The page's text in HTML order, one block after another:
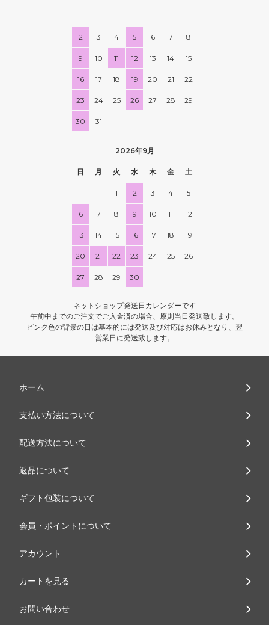
1
2 3 4 5 6 7 8
9 10 11 12 13 14 15
16 17 18 19 20 21 22
23 24 25 26 27 28 29
30 31
2026年9月
日 月 火 水 木 金 土
1 2 3 4 5
6 7 8 9 10 11 12
13 14 15 16 17 18 19
20 21 22 23 24 25 26
27 28 29 30
ネットショップ発送日カレンダーです
午前中までのご注文でご入金済の場合、原則当日発送致します。
ピンク色の背景の日は基本的には発送及び対応はお休みとなり、翌
営業日に発送致します。
ホーム
支払い方法について
配送方法について
返品について
ギフト包装について
会員・ポイントについて
アカウント
カートを見る
お問い合わせ